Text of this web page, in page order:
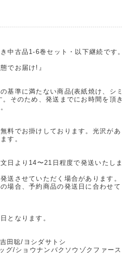
中古品1-6巻セット・以下継続です。
でお届け!』
基準に満たない商品(表紙焼け、シミ
そのため、発送までにお時間を頂き
料でお掛けしております。光沢があ
す。
日より14〜21日程度で発送いたしま
送させていただく場合があります。
場合、予約商品の発送日に合わせて
となります。
田聡/ヨシダサトシ
グ/ショウナンバクソウゾクファース